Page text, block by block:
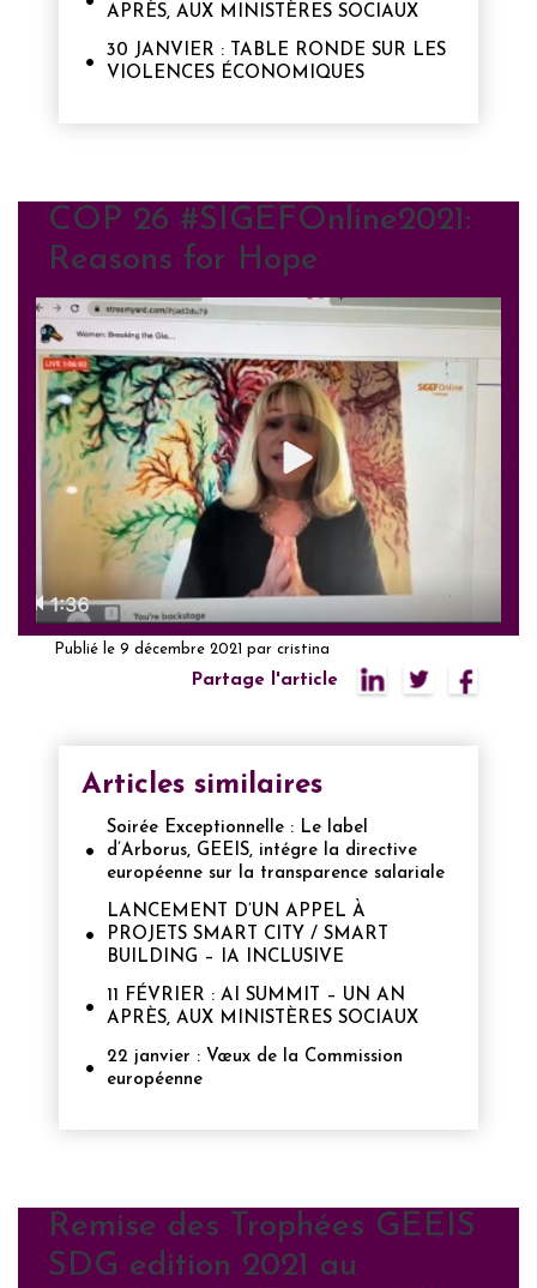
APRÈS, AUX MINISTÈRES SOCIAUX
30 JANVIER : TABLE RONDE SUR LES
VIOLENCES ÉCONOMIQUES
COP 26 #SIGEFOnline2021:
Reasons for Hope
Publié le 9 décembre 2021 par cristina
Partage l'article
Articles similaires
Soirée Exceptionnelle : Le label
d’Arborus, GEEIS, intégre la directive
européenne sur la transparence salariale
LANCEMENT D’UN APPEL À
PROJETS SMART CITY / SMART
BUILDING – IA INCLUSIVE
11 FÉVRIER : AI SUMMIT – UN AN
APRÈS, AUX MINISTÈRES SOCIAUX
22 janvier : Vœux de la Commission
européenne
Remise des Trophées GEEIS
SDG edition 2021 au